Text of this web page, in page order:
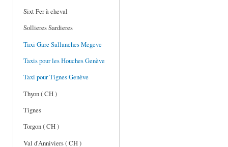
Sixt Fer à cheval
Sollieres Sardieres
Taxi Gare Sallanches Megeve
Taxis pour les Houches Genève
Taxi pour Tignes Genève
Thyon ( CH )
Tignes
Torgon ( CH )
Val d'Anniviers ( CH )